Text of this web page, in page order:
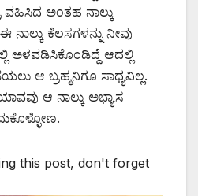
ವಹಿಸಿದ ಅಂತಹ ನಾಲ್ಕು
ಕೆಲಸಗಳನ್ನು ನೀವು
ಅಳವಡಿಸಿಕೊಂಡಿದ್ದೆ ಆದಲ್ಲಿ
ಆ ಬ್ರಹ್ಮನಿಗೂ ಸಾಧ್ಯವಿಲ್ಲ.
ಆ ನಾಲ್ಕು ಅಭ್ಯಾಸ
this post, don't forget